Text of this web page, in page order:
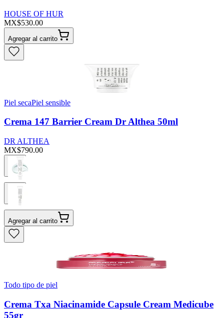
HOUSE OF HUR
MX$530.00
Agregar al carrito
Piel secaPiel sensible
Crema 147 Barrier Cream Dr Althea 50ml
DR ALTHEA
MX$790.00
Agregar al carrito
Todo tipo de piel
Crema Txa Niacinamide Capsule Cream Medicube
55gr